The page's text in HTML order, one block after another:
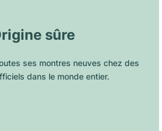
sûre
ses montres neuves chez des
dans le monde entier.